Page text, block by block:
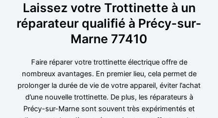
Laissez votre Trottinette à un
réparateur qualifié à Précy-sur-
Marne 77410
Faire réparer votre trottinette électrique offre de
nombreux avantages. En premier lieu, cela permet de
prolonger la durée de vie de votre appareil, éviter l’achat
d’une nouvelle trottinette. De plus, les réparateurs à
Précy-sur-Marne sont souvent très expérimentés et